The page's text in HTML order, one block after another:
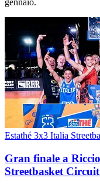
gennaio.
Estathé 3x3 Italia
Gran finale a
Streetbasket